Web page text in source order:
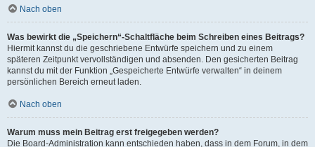
Nach oben
Was bewirkt die „Speichern“-Schaltfläche beim Schreiben eines Beitrags?
Hiermit kannst du die geschriebene Entwürfe speichern und zu einem
späteren Zeitpunkt vervollständigen und absenden. Den gesicherten Beitrag
kannst du mit der Funktion „Gespeicherte Entwürfe verwalten“ in deinem
persönlichen Bereich erneut laden.
Nach oben
Warum muss mein Beitrag erst freigegeben werden?
Die Board-Administration kann entschieden haben, dass in dem Forum, in dem